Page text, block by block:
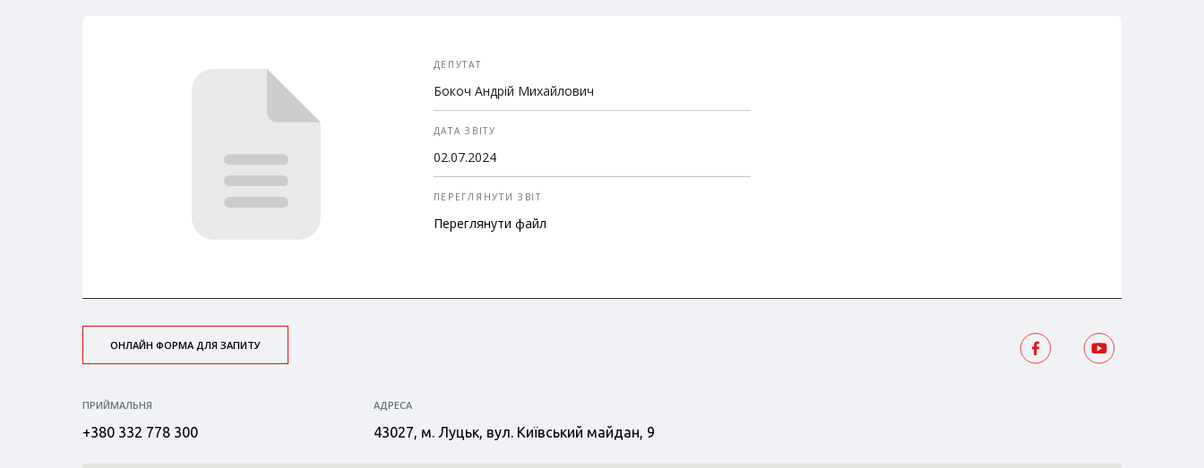
ДЕПУТАТ
Бокоч Андрій Михайлович
ДАТА ЗВІТУ
02.07.2024
ПЕРЕГЛЯНУТИ ЗВІТ
ОНЛАЙН ФОРМА ДЛЯ ЗАПИТУ
ПРИЙМАЛЬНЯ
+380 332 778 300
АДРЕСА
43027, м. Луцьк, вул. Київський майдан, 9